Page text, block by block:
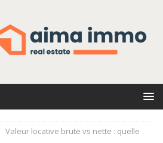
Valeur locative brute vs nette : quelle